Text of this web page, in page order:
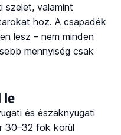
szelet, valamint
hoz. A csapadék
lesz – nem minden
mennyiség csak
le
és északnyugati
30–32 fok körül